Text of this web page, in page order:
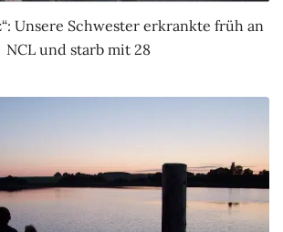
Unsere Schwester erkrankte früh an
NCL und starb mit 28